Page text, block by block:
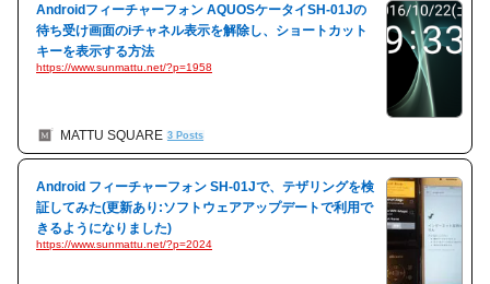
Androidフィーチャーフォン AQUOSケータイSH-01Jの
待ち受け画面のiチャネル表示を解除し、ショートカット
キーを表示する方法
https://www.sunmattu.net/?p=1958
MATTU SQUARE 3 Posts
Android フィーチャーフォン SH-01Jで、テザリングを検
証してみた(更新あり:ソフトウェアアップデートで利用で
きるようになりました)
https://www.sunmattu.net/?p=2024